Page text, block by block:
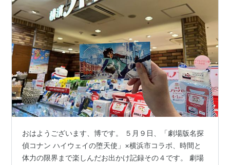
おはようございます、博です。 ５月９日、「劇場版名探
偵コナン ハイウェイの堕天使」×横浜市コラボ、時間と
体力の限界まで楽しんだお出かけ記録その４です。 劇場